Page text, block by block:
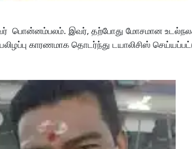
பொன்னம்பலம். இவர், தற்போது மோசமான
காரணமாக தொடர்ந்து டயாலிசிஸ்